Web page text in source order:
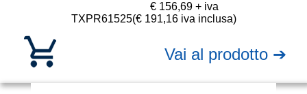
TXPR61525
€ 156,69 + iva
(€ 191,16 iva inclusa)
Vai al prodotto ➔